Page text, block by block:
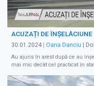
ACUZAȚI DE ÎNŞELĂCIUNE
30.01.2024 Oana Danciu |
Au ajuns în arest după ce au
mai mic decât cel practicat în